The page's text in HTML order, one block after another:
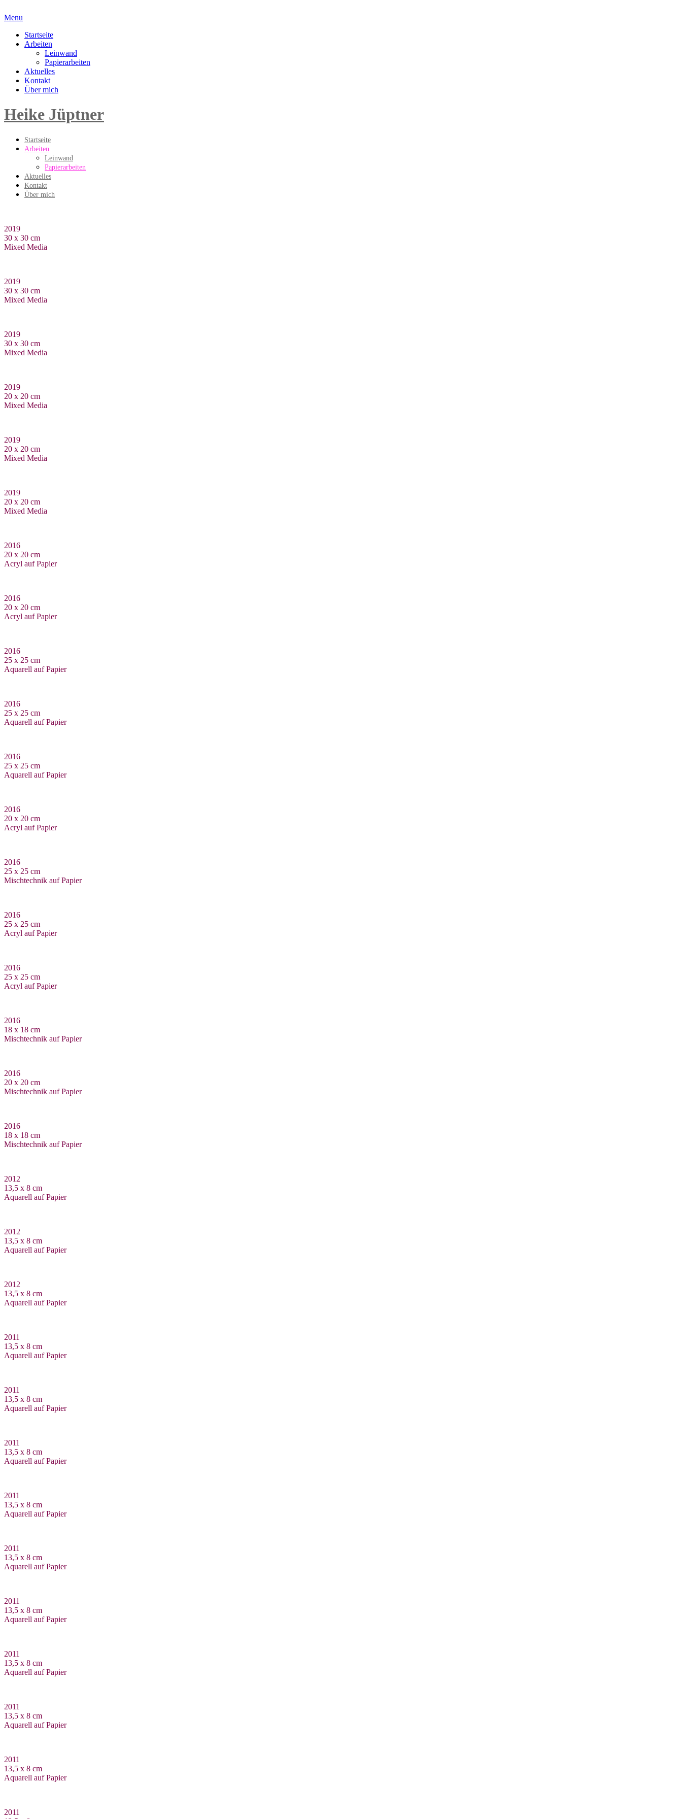
Menu
Startseite
Arbeiten
Leinwand
Papierarbeiten
Aktuelles
Kontakt
Über mich
Heike Jüptner
Startseite
Arbeiten
Leinwand
Papierarbeiten
Aktuelles
Kontakt
Über mich
2019
30 x 30 cm
Mixed Media
2019
30 x 30 cm
Mixed Media
2019
30 x 30 cm
Mixed Media
2019
20 x 20 cm
Mixed Media
2019
20 x 20 cm
Mixed Media
2019
20 x 20 cm
Mixed Media
2016
20 x 20 cm
Acryl auf Papier
2016
20 x 20 cm
Acryl auf Papier
2016
25 x 25 cm
Aquarell auf Papier
2016
25 x 25 cm
Aquarell auf Papier
2016
25 x 25 cm
Aquarell auf Papier
2016
20 x 20 cm
Acryl auf Papier
2016
25 x 25 cm
Mischtechnik auf Papier
2016
25 x 25 cm
Acryl auf Papier
2016
25 x 25 cm
Acryl auf Papier
2016
18 x 18 cm
Mischtechnik auf Papier
2016
20 x 20 cm
Mischtechnik auf Papier
2016
18 x 18 cm
Mischtechnik auf Papier
2012
13,5 x 8 cm
Aquarell auf Papier
2012
13,5 x 8 cm
Aquarell auf Papier
2012
13,5 x 8 cm
Aquarell auf Papier
2011
13,5 x 8 cm
Aquarell auf Papier
2011
13,5 x 8 cm
Aquarell auf Papier
2011
13,5 x 8 cm
Aquarell auf Papier
2011
13,5 x 8 cm
Aquarell auf Papier
2011
13,5 x 8 cm
Aquarell auf Papier
2011
13,5 x 8 cm
Aquarell auf Papier
2011
13,5 x 8 cm
Aquarell auf Papier
2011
13,5 x 8 cm
Aquarell auf Papier
2011
13,5 x 8 cm
Aquarell auf Papier
2011